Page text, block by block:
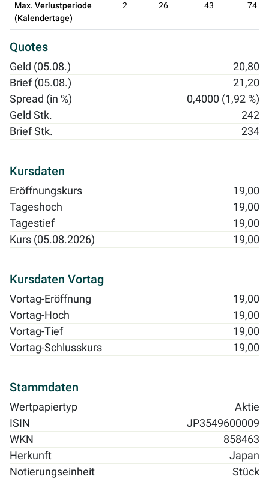
Max. Verlustperiode
(Kalendertage)
2 26 43 74
Quotes
Geld (05.08.)
20,80
Brief (05.08.)
21,20
Spread (in %)
0,4000 (1,92 %)
Geld Stk.
242
Brief Stk.
234
Kursdaten
Eröffnungskurs
19,00
Tageshoch
19,00
Tagestief
19,00
Kurs (05.08.2026)
19,00
Kursdaten Vortag
Vortag-Eröffnung
19,00
Vortag-Hoch
19,00
Vortag-Tief
19,00
Vortag-Schlusskurs
19,00
Stammdaten
Wertpapiertyp
Aktie
ISIN
JP3549600009
WKN
858463
Herkunft
Japan
Notierungseinheit
Stück